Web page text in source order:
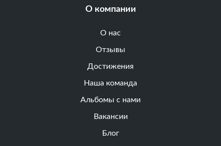
О компании
О нас
Отзывы
Достижения
Наша команда
Альбомы с нами
Вакансии
Блог